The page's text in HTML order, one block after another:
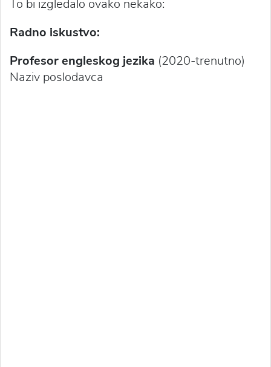
To bi izgledalo ovako nekako:
Radno iskustvo:
Profesor engleskog jezika (2020-trenutno)
Naziv poslodavca